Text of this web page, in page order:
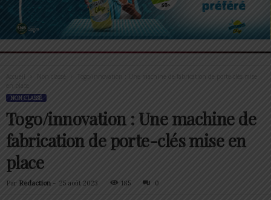
Accueil
Togo/innovation : Une machine de fabrication de porte-clés mise
en place
NON CLASSÉ
Togo/innovation : Une machine de
fabrication de porte-clés mise en
place
Par Redaction - 25 août 2023 185 0